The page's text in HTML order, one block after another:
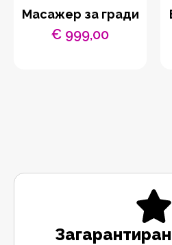
Масажер за гради
€ 999,00